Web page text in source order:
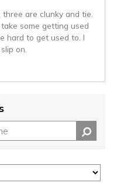
are clunky and tie.
some getting used
hard to get used to. I
on.